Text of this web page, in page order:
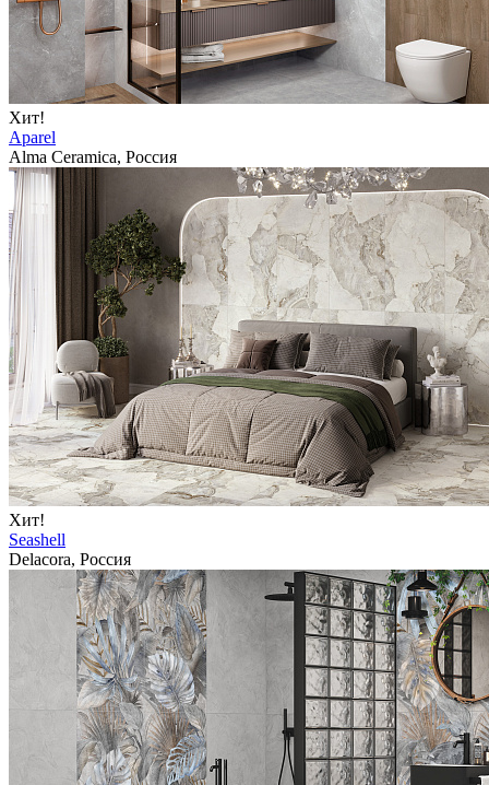
Хит!
Aparel
Alma Ceramica, Россия
Хит!
Seashell
Delacora, Россия